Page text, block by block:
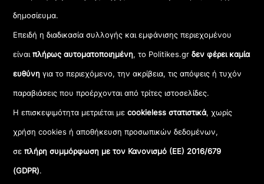
δημοσίευμα.
Επειδή η διαδικασία συλλογής και εμφάνισης περιεχομένου
είναιπλήρως αυτοματοποιημένη, το Politikes.grδεν φέρει καμία
ευθύνη για το περιεχόμενο, την ακρίβεια, τις απόψεις ή τυχόν
παραβιάσεις που προέρχονται από τρίτες ιστοσελίδες.
Η επισκεψιμότητα μετριέται μεcookieless στατιστικά, χωρίς
χρήση cookies ή αποθήκευση προσωπικών δεδομένων,
σεπλήρη συμμόρφωση με τον Κανονισμό (ΕΕ) 2016/679
(GDPR).